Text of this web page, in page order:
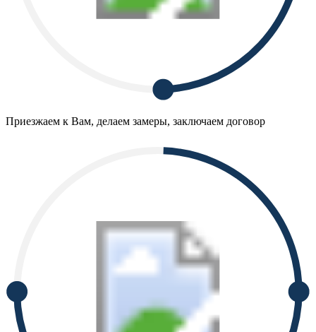
Приезжаем к Вам, делаем замеры, заключаем договор